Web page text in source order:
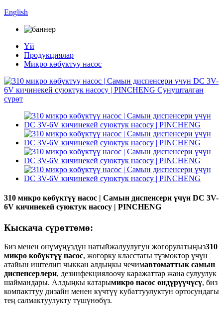
English
Үй
Продукциялар
Микро көбүктүү насос
310 микро көбүктүү насос | Самын диспенсери үчүн DC 3V-
6V кичинекей суюктук насосу | PINCHENG
Кыскача сүрөттөмө:
Биз менен өнүмүңүздүн натыйжалуулугун жогорулатыңыз310
микро көбүктүү насос, жогорку класстагы түзмөктөр үчүн
атайын иштелип чыккан алдыңкы чечимавтоматтык самын
диспенсерлери, дезинфекциялоочу каражаттар жана сулуулук
шаймандары. Алдыңкы катарымикро насос өндүрүүчүсү, биз
компакттуу дизайн менен күчтүү кубаттуулуктун ортосундагы
тең салмактуулукту түшүнөбүз.